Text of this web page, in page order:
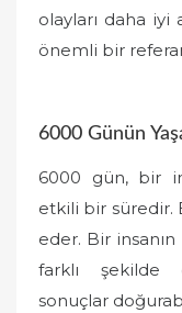
olayları daha
önemli bir
6000 Günün
6000 gün, bir
etkili bir süredir.
eder. Bir
farklı şekilde
sonuçlar